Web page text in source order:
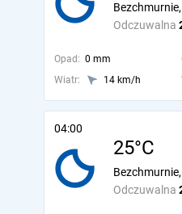
Odczuwalna
Opad: 0 mm
Wiatr:
14 km/h
04:00
25°C
Odczuwalna